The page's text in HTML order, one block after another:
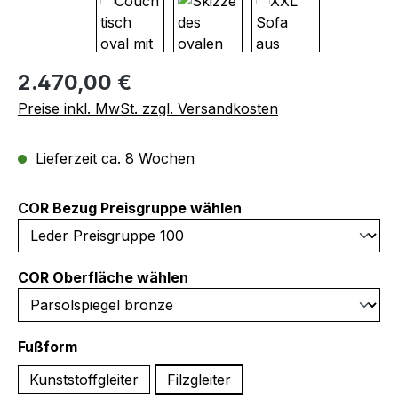
Regulärer Preis:
2.470,00 €
Preise inkl. MwSt. zzgl. Versandkosten
Lieferzeit ca. 8 Wochen
COR Bezug Preisgruppe wählen
COR Oberfläche wählen
Fußformauswählen
Kunststoffgleiter
Filzgleiter